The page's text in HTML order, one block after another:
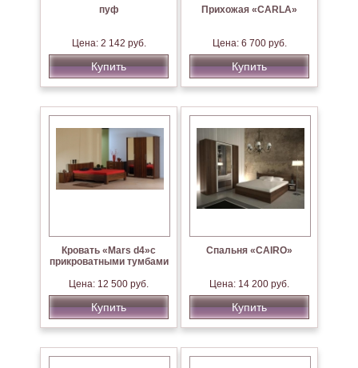
пуф
Цена: 2 142 руб.
Купить
Прихожая «CARLA»
Цена: 6 700 руб.
Купить
Кровать «Mars d4»с
прикроватными тумбами
Цена: 12 500 руб.
Купить
Спальня «CAIRO»
Цена: 14 200 руб.
Купить